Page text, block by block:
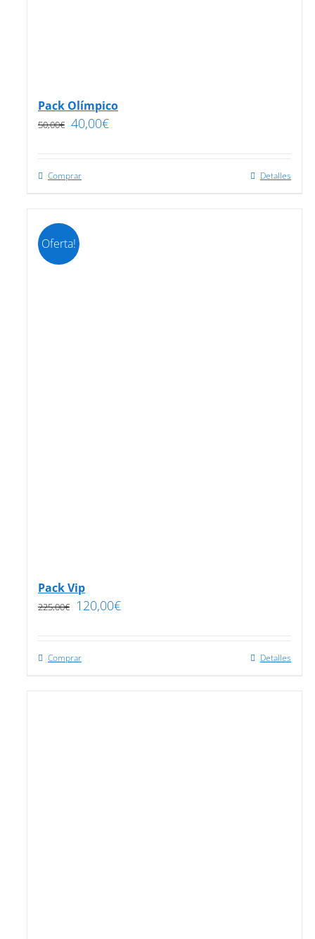
Pack Olímpico
50,00€ 40,00€
Comprar Detalles
Oferta!
Pack Vip
225,00€ 120,00€
Comprar Detalles